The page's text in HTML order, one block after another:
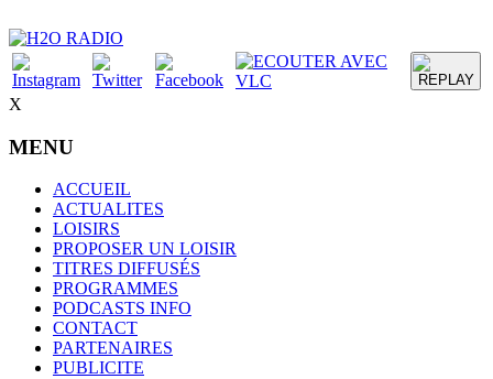
X
MENU
ACCUEIL
ACTUALITES
LOISIRS
PROPOSER UN LOISIR
TITRES DIFFUSÉS
PROGRAMMES
PODCASTS INFO
CONTACT
PARTENAIRES
PUBLICITE